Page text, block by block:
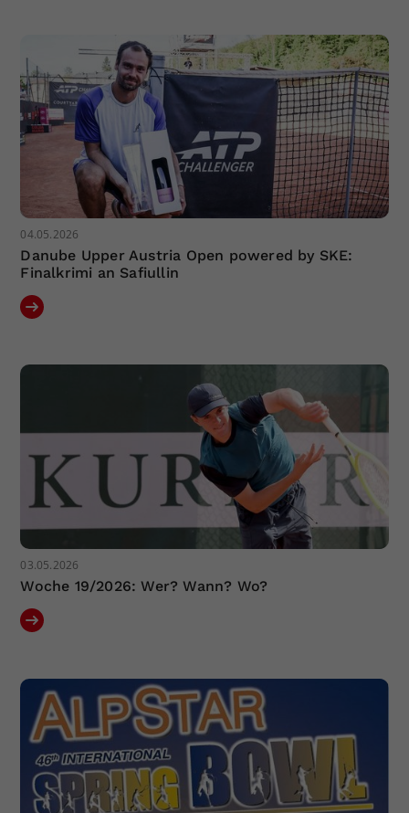
04.05.2026
Danube Upper Austria Open powered by SKE:
Finalkrimi an Safiullin
03.05.2026
Woche 19/2026: Wer? Wann? Wo?
Zweck
Einstellungen. Unter anderem eine
zufällig generierte ID, für die
historische Speicherung Ihrer
vorgenommen Einstellungen, falls der
Webseiten-Betreiber dies eingestellt
hat.